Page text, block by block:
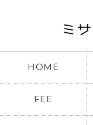
HOME
FEE